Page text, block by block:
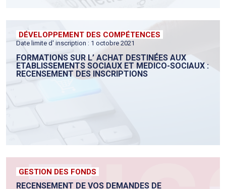
DÉVELOPPEMENT DES COMPÉTENCES
Date limite d' inscription : 1 octobre 2021
FORMATIONS SUR L’ ACHAT DESTINÉES AUX
ETABLISSEMENTS SOCIAUX ET MEDICO-SOCIAUX :
RECENSEMENT DES INSCRIPTIONS
GESTION DES FONDS
RECENSEMENT DE VOS DEMANDES DE